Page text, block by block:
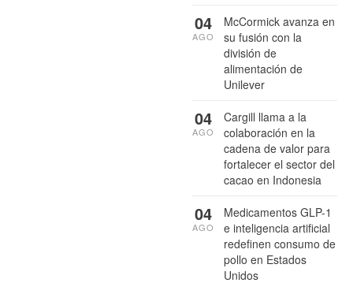
McCormick avanza en
su fusión con la
división de
alimentación de
Unilever
04
AGO
Cargill llama a la
colaboración en la
cadena de valor para
fortalecer el sector del
cacao en Indonesia
04
AGO
Medicamentos GLP-1
e inteligencia artificial
redefinen consumo de
pollo en Estados
Unidos
04
AGO